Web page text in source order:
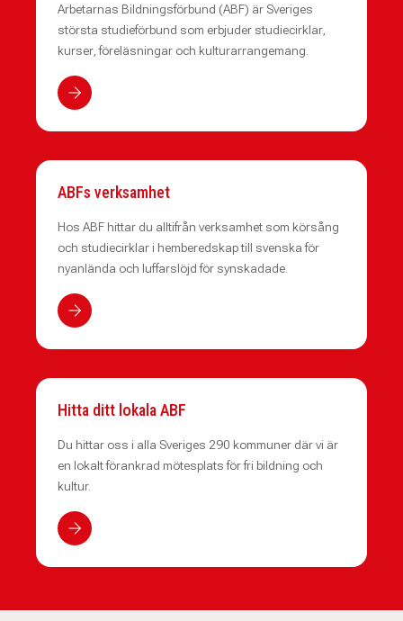
Arbetarnas Bildningsförbund (ABF) är Sveriges
största studieförbund som erbjuder studiecirklar,
kurser, föreläsningar och kulturarrangemang.
ABFs verksamhet
Hos ABF hittar du alltifrån verksamhet som körsång
och studiecirklar i hemberedskap till svenska för
nyanlända och luffarslöjd för synskadade.
Hitta ditt lokala ABF
Du hittar oss i alla Sveriges 290 kommuner där vi är
en lokalt förankrad mötesplats för fri bildning och
kultur.